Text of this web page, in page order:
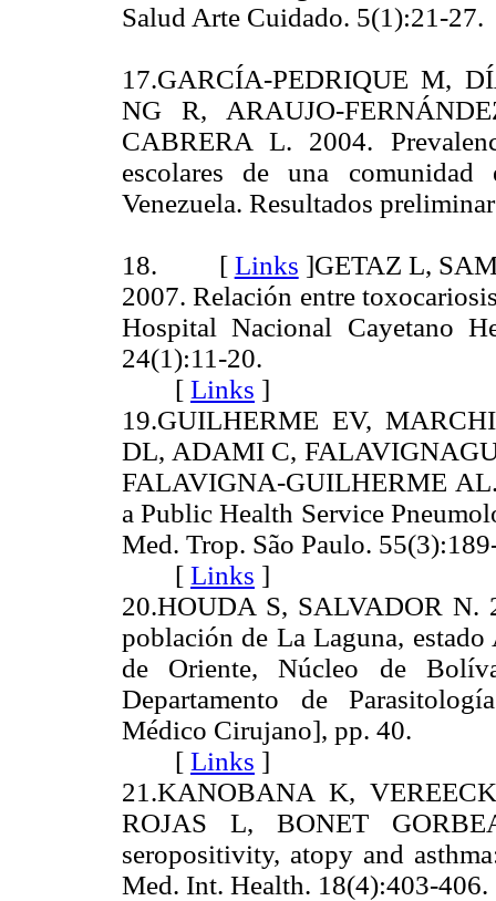
Salud Arte Cuidado.
17.GARCÍA-PEDRIQUE M,
NG R, ARAUJO-
CABRERA L. 2004.
escolares de una
Venezuela. Resultados
18. [ Links ]GETAZ L,
2007. Relación entre
Hospital Nacional Cayetano
24(1):11-20.
[ Links ]
19.GUILHERME EV,
DL, ADAMI C,
FALAVIGNA-GUILHERME
a Public Health Service
Med. Trop. São Paulo.
[ Links ]
20.HOUDA S, SALVADOR N.
población de La Laguna,
de Oriente, Núcleo de
Departamento de
Médico Cirujano], pp. 40.
[ Links ]
21.KANOBANA K,
ROJAS L, BONET
seropositivity, atopy and
Med. Int. Health. 18(4):403-